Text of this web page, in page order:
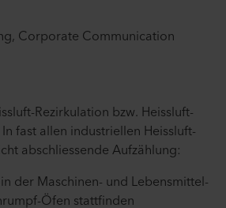
Corporate Communication
Rezirkulation bzw. Heissluft-
fast allen industriellen Heissluft-
abschliessende Aufzählung:
der Maschinen- und Lebensmittel-
Öfen stattfinden